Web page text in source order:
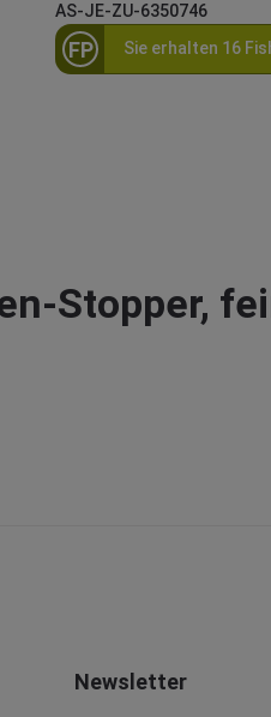
AS-JE-ZU-6350746
FP Sie erhalten 16
Stopper,
Newsletter